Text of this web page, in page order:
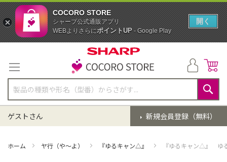
テ
ン
ツ
に
ス
キ
ッ
検
索
新規会員登録（無料）
ゲストさん
ホーム ヤ行（や～よ） 『ゆるキャン△』 『ゆるキャン△』 ゆ
COCORO STORE
シャープ公式通販アプリ
WEBよりさらにポイントUP- Google Play
開く